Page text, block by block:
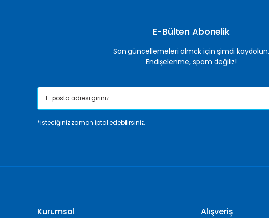
E-Bülten Abonelik
Son güncellemeleri almak için şimdi kaydolun.
Endişelenme, spam değiliz!
*istediğiniz zaman iptal edebilirsiniz.
Kurumsal Alışveriş